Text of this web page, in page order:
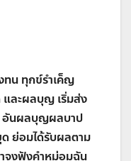
ทน ทุกข์รำเค็ญ
และผลบุญ เริ่มส่ง
อันผลบุญผลบาป
ย่อมได้รับผลตาม
จงฟังคำหม่อมฉัน